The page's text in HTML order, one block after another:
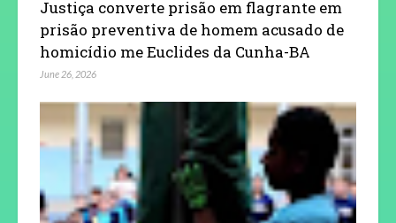
Justiça converte prisão em flagrante em
prisão preventiva de homem acusado de
homicídio me Euclides da Cunha-BA
June 26, 2026